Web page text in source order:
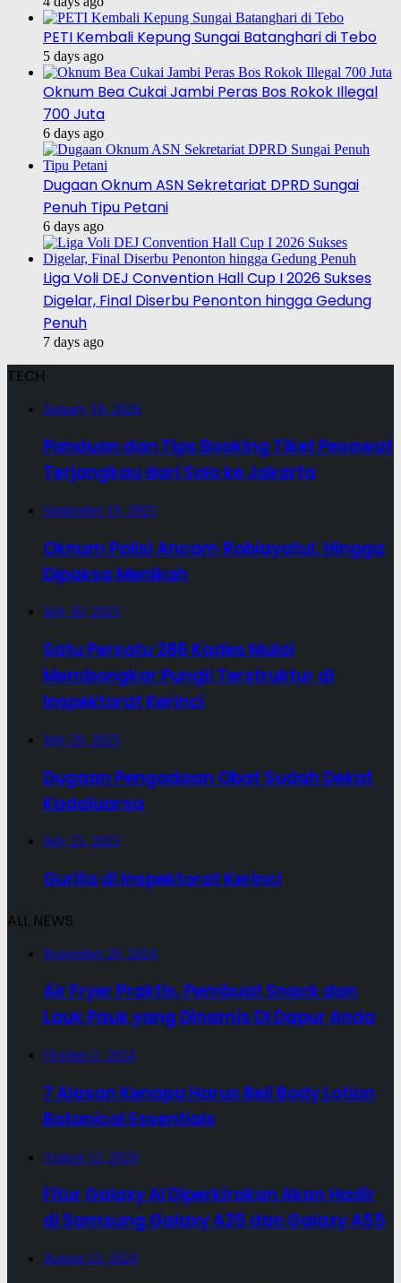
PETI Kembali Kepung Sungai Batanghari di Tebo
5 days ago
Oknum Bea Cukai Jambi Peras Bos Rokok Illegal
700 Juta
6 days ago
Dugaan Oknum ASN Sekretariat DPRD Sungai
Penuh Tipu Petani
6 days ago
Liga Voli DEJ Convention Hall Cup I 2026 Sukses
Digelar, Final Diserbu Penonton hingga Gedung
Penuh
7 days ago
TECH
January 19, 2026
Panduan dan Tips Booking Tiket Pesawat
Terjangkau dari Solo ke Jakarta
September 19, 2025
Oknum Polisi Ancam Robiayatul, Hingga
Dipaksa Menikah
July 30, 2025
Satu Persatu 286 Kades Mulai
Membongkar Pungli Terstruktur di
Inspektorat Kerinci
July 29, 2025
Dugaan Pengadaan Obat Sudah Dekat
Kadaluarsa
July 25, 2025
Gurita di Inspektorat Kerinci
ALL NEWS
November 29, 2024
Air Fryer Praktis, Pembuat Snack dan
Lauk Pauk yang Dinamis Di Dapur Anda
October 2, 2024
7 Alasan Kenapa Harus Beli Body Lotion
Botanical Essentials
August 12, 2024
Fitur Galaxy AI Diperkirakan Akan Hadir
di Samsung Galaxy A35 dan Galaxy A55
August 12, 2024